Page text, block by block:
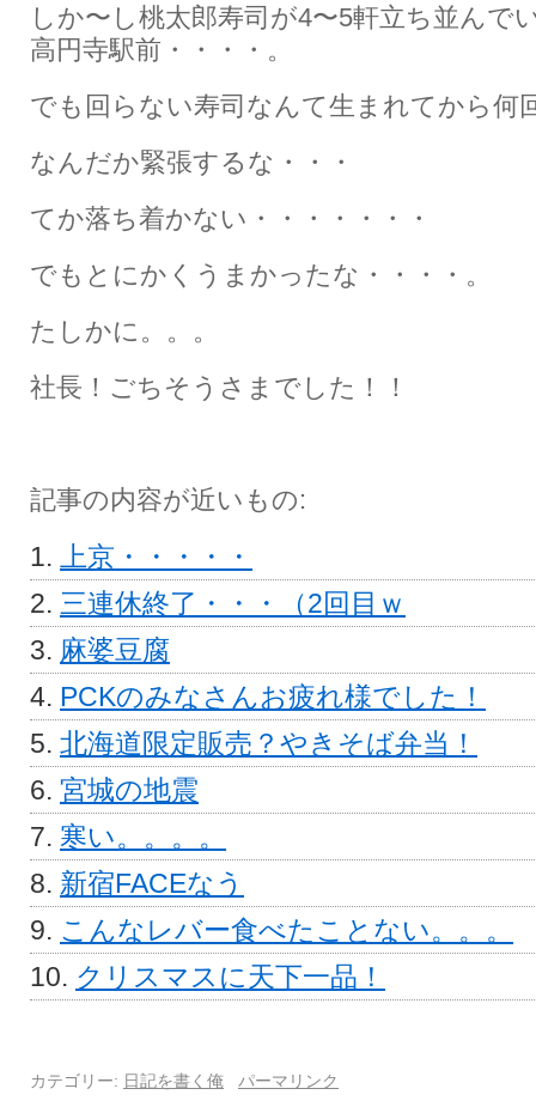
しか〜し桃太郎寿司が4〜5軒立ち並んで
高円寺駅前・・・・。
でも回らない寿司なんて生まれてから何
なんだか緊張するな・・・
てか落ち着かない・・・・・・・
でもとにかくうまかったな・・・・。
たしかに。。。
社長！ごちそうさまでした！！
記事の内容が近いもの:
上京・・・・・
三連休終了・・・（2回目ｗ
麻婆豆腐
PCKのみなさんお疲れ様でした！
北海道限定販売？やきそば弁当！
宮城の地震
寒い。。。。
新宿FACEなう
こんなレバー食べたことない。。。
クリスマスに天下一品！
カテゴリー: 日記を書く俺 パーマリンク